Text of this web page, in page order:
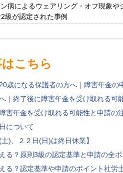
病によるウェアリング・オフ現象
級が認定された事例
こちら
歳になる保護者の方へ｜障害年金の
｜終了後に障害年金を受け取れる可
害年金を受け取れる可能性と申請の
について
)、２２日(日)は終日休業】
る？原則3級の認定基準と申請の全
る？認定基準や申請のポイント社労